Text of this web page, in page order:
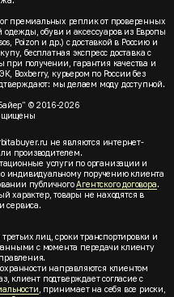
премиальных реплик от проверенных
обуви и аксессуаров из Европы
Poizon и др.) с доставкой в Россию и
бесплатная экспресс доставка с
при получении, гарантия качества и
Boxberry, курьером по России без
мы делаем моду доступной.
© 2016-2026
не являются интернет-
производителем.
услуги по организации и
индивидуальному поручению клиента
публичногоАгентского договора.
характер, товары не находятся в
сервиса.
лиц, сроки транспортировки и
с момента передачи клиенту
направляются клиентом
клиент подтверждает согласие с
, принимает на себя все риски,